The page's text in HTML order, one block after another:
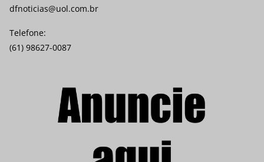
dfnoticias@uol.com.br
Telefone:
(61) 98627-0087